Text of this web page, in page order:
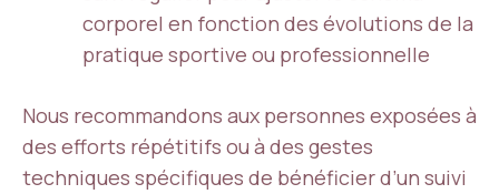
corporel en fonction des évolutions de la
pratique sportive ou professionnelle
Nous recommandons aux personnes exposées à
des efforts répétitifs ou à des gestes
techniques spécifiques de bénéficier d’un suivi